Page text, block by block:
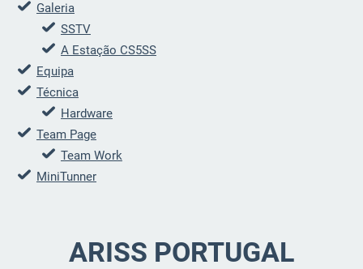
Galeria
SSTV
A Estação CS5SS
Equipa
Técnica
Hardware
Team Page
Team Work
MiniTunner
ARISS PORTUGAL